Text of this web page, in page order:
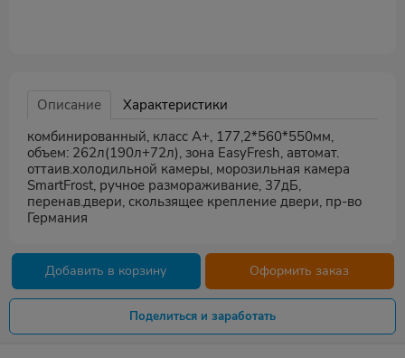
Описание
Характеристики
комбинированный, класс А+, 177,2*560*550мм,
объем: 262л(190л+72л), зона EasyFresh, автомат.
оттаив.холодильной камеры, морозильная камера
SmartFrost, ручное размораживание, 37дБ,
перенав.двери, скользящее крепление двери, пр-во
Германия
Добавить в корзину Оформить заказ
Поделиться и заработать